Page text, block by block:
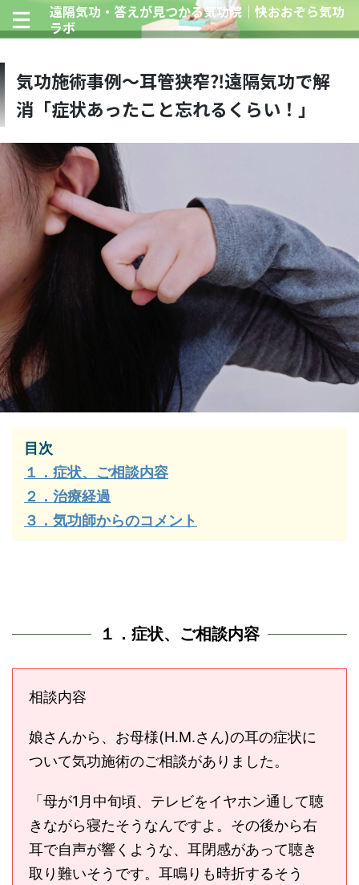
遠隔気功・答えが見つかる気功院｜快おおぞら気功
ラボ
気功施術事例～耳管狭窄⁈遠隔気功で解
消「症状あったこと忘れるくらい！」
目次
１．症状、ご相談内容
２．治療経過
３．気功師からのコメント
１．症状、ご相談内容
相談内容
娘さんから、お母様(H.M.さん)の耳の症状に
ついて気功施術のご相談がありました。
「母が1月中旬頃、テレビをイヤホン通して聴
きながら寝たそうなんですよ。その後から右
耳で自声が響くような、耳閉感があって聴き
取り難いそうです。耳鳴りも時折するそう